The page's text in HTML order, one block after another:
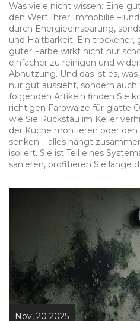
Was viele nicht wissen: Eine
den Wert Ihrer Immobilie –
durch Energieeinsparung,
und Haltbarkeit. Ein
guter Farbe wirkt nicht nur
einfacher zu reinigen und
Abnutzung. Und das ist es,
nur gut aussieht, sondern
folgenden Artikeln finden Sie
richtigen Farbwalze für glatte
wie Sie Rückstau im Keller
der Küche montieren oder den
senken – alles hängt
isoliert. Sie ist Teil eines
sanieren, profitieren Sie lange
Nov, 20 2025